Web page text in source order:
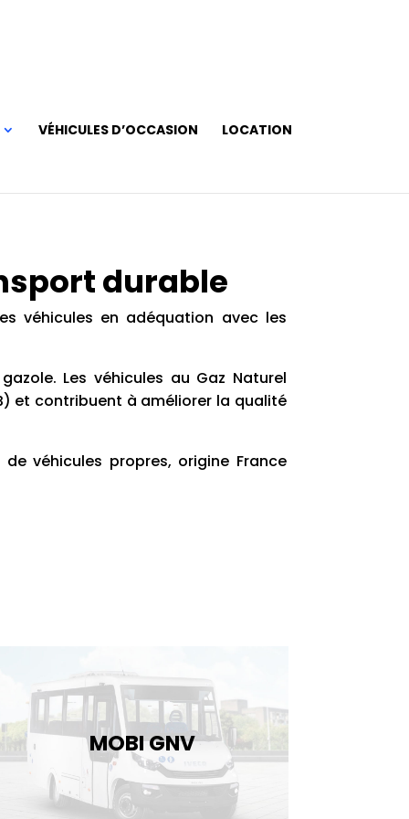
VÉHICULES D’OCCASION LOCATION
durable
véhicules en adéquation avec les
Les véhicules au Gaz Naturel
et contribuent à améliorer la qualité
véhicules propres, origine France
MOBI GNV